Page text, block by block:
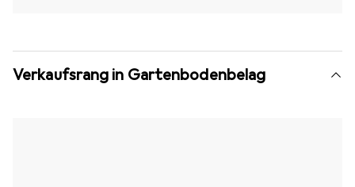
Verkaufsrang in Gartenbodenbelag